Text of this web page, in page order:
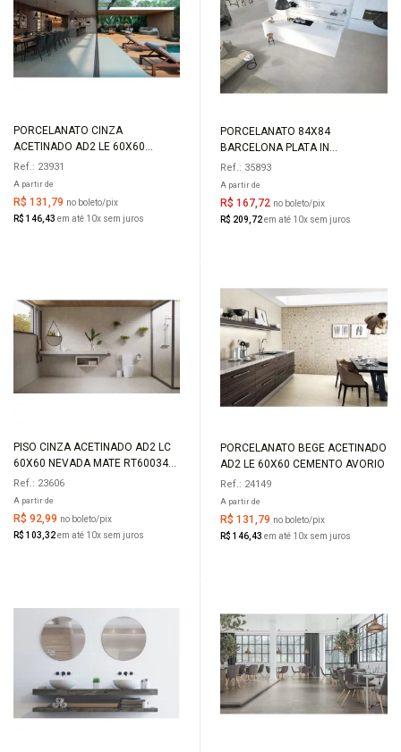
COMPRAR
PORCELANATO CINZA
ACETINADO AD2 LE 60X60
CEMENTO GRIGIO
Ref.: 23931
A partir de
R$ 131,79 no boleto/pix
R$ 146,43 em até 10x sem juros
COMPRAR
PORCELANATO 84X84
BARCELONA PLATA IN
ACETINADO RETIFICADO DELTA
Ref.: 35893
A partir de
R$ 167,72 no boleto/pix
R$ 209,72em até 10x sem juros
COMPRAR
PISO CINZA ACETINADO AD2 LC
60X60 NEVADA MATE RT60034
EMBRAMACO
Ref.: 23606
A partir de
R$ 92,99 no boleto/pix
R$ 103,32em até 10x sem juros
COMPRAR
PORCELANATO BEGE ACETINADO
AD2 LE 60X60 CEMENTO AVORIO
Ref.: 24149
A partir de
R$ 131,79 no boleto/pix
R$ 146,43 em até 10x sem juros